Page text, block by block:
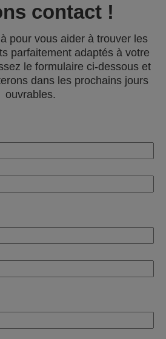
contact !
pour vous aider à trouver les
parfaitement adaptés à votre
le formulaire ci-dessous et
dans les prochains jours
ouvrables.